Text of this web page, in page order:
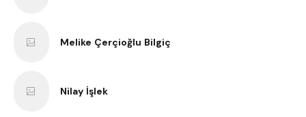
Melike Çerçioğlu Bilgiç
Nilay İşlek